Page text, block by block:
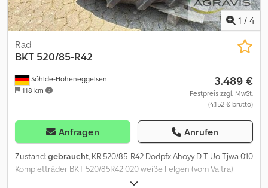
1 / 4
Söhlde-Hoheneggelsen
118 km
Rad
BKT 520/85-R42
3.489 €
Festpreis zzgl. MwSt.
(4.152 € brutto)
Anfragen Anrufen
Zustand:gebraucht, KR 520/85-R42 Dodpfx Ahoyy D T Uo Tjwa 010
Kompletträder BKT 520/85R42 020 weiße Felgen (vom Valtra)